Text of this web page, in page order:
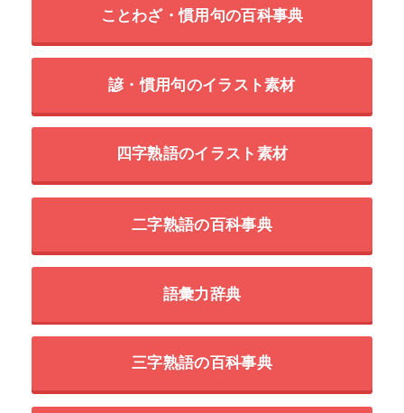
ことわざ・慣用句の百科事典
諺・慣用句のイラスト素材
四字熟語のイラスト素材
二字熟語の百科事典
語彙力辞典
三字熟語の百科事典